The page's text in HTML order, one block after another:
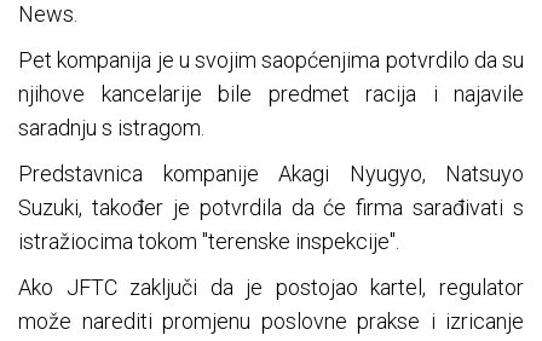
News.
Pet kompanija je u svojim saopćenjima potvrdilo da su
njihove kancelarije bile predmet racija i najavile
saradnju s istragom.
Predstavnica kompanije Akagi Nyugyo, Natsuyo
Suzuki, također je potvrdila da će firma sarađivati s
istražiocima tokom "terenske inspekcije".
Ako JFTC zaključi da je postojao kartel, regulator
može narediti promjenu poslovne prakse i izricanje